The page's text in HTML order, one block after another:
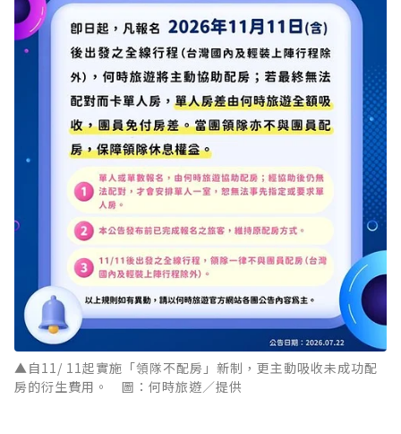
▲自11/ 11起實施「領隊不配房」新制，更主動吸收未成功配
房的衍生費用。 圖：何時旅遊／提供